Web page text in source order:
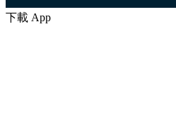
下載 App